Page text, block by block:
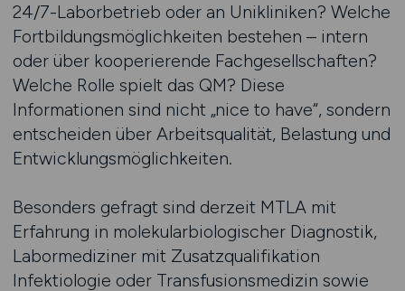
24/7-Laborbetrieb oder an Unikliniken? Welche
Fortbildungsmöglichkeiten bestehen – intern
oder über kooperierende Fachgesellschaften?
Welche Rolle spielt das QM? Diese
Informationen sind nicht „nice to have“, sondern
entscheiden über Arbeitsqualität, Belastung und
Entwicklungsmöglichkeiten.
Besonders gefragt sind derzeit MTLA mit
Erfahrung in molekularbiologischer Diagnostik,
Labormediziner mit Zusatzqualifikation
Infektiologie oder Transfusionsmedizin sowie